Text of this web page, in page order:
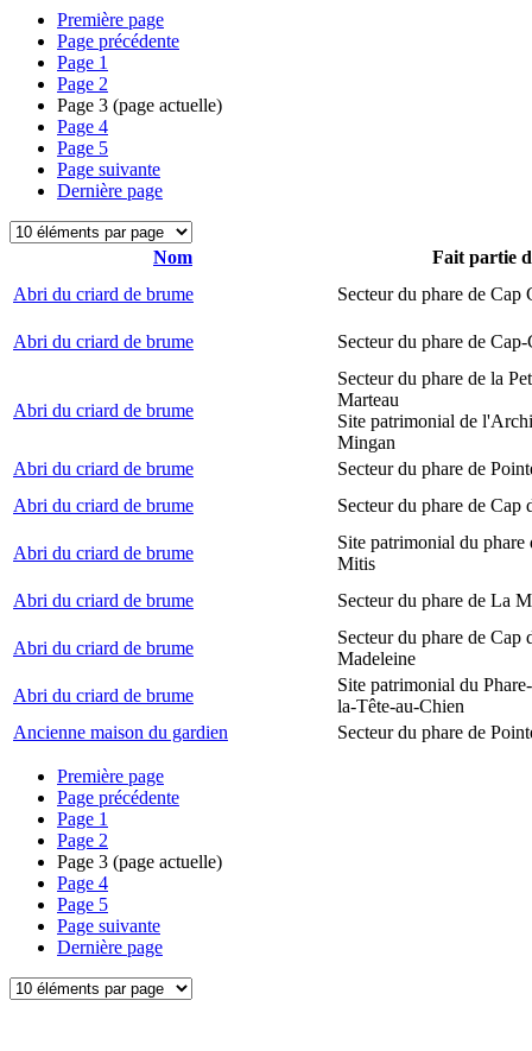
Première page
Page précédente
Page 1
Page 2
Page 3 (page actuelle)
Page 4
Page 5
Page suivante
Dernière page
Nom
Fait partie
Abri du criard de brume
Secteur du phare de Cap
Abri du criard de brume Secteur du phare de Cap-
Abri du criard de brume
Secteur du phare de la
Marteau
Site patrimonial de
Mingan
Abri du criard de brume
Secteur du phare de
Abri du criard de brume
Secteur du phare de Cap
Abri du criard de brume
Site patrimonial du phare
Mitis
Abri du criard de brume
Secteur du phare de La
Abri du criard de brume
Secteur du phare de Cap
Madeleine
Abri du criard de brume
Site patrimonial du
la-Tête-au-Chien
Ancienne maison du gardien
Secteur du phare de
Première page
Page précédente
Page 1
Page 2
Page 3 (page actuelle)
Page 4
Page 5
Page suivante
Dernière page